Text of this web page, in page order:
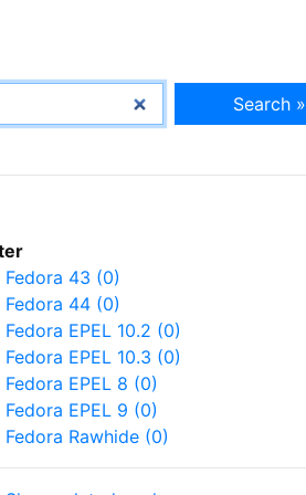
Search »
Fedora 43 (0)
Fedora 44 (0)
Fedora EPEL 10.2 (0)
Fedora EPEL 10.3 (0)
Fedora EPEL 8 (0)
Fedora EPEL 9 (0)
Fedora Rawhide (0)